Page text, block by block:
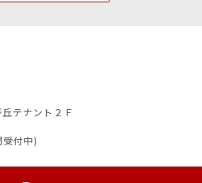
テナント２Ｆ
付中)